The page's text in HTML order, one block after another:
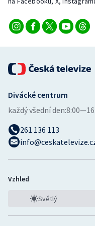
Veslování
Volejbal
Ostatní
Divácké centrum
každý všední den:
261 136 113
Vzhled
Světlý